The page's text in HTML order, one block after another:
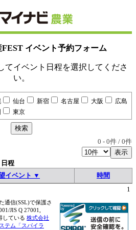
イベント予約フォーム
てイベント日程を選択してくださ
い。
仙台 新宿 名古屋 大阪
広島
東京
0 - 0件 / 0件
程
イベント ▼
時間
1
通信(SSL)で保護さ
JIS Q 27001,
している 株式会社
テム「スパイラ